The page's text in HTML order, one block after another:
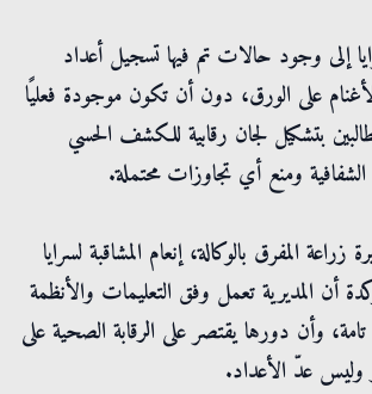
إلى وجود حالات تم فيها تسجيل أعداد
على الورق، دون أن تكون موجودة فعليًا
بتشكيل لجان رقابية للكشف الحسي
ومنع أي تجاوزات محتملة.
المفرق بالوكالة، إنعام المشاقبة لسرايا
أن المديرية تعمل وفق التعليمات والأنظمة
تامة، وأن دورها يقتصر على الرقابة الصحية على
وليس عدّ الأعداد.